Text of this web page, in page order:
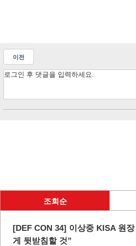
이전
조회순
[DEF CON 34] 이상중 KISA 원
게 뒷받침할 것”